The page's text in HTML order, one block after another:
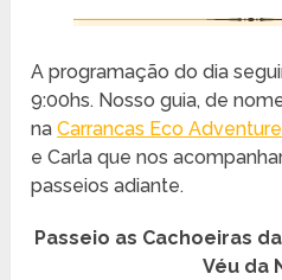
A programação do dia
9:00hs. Nosso guia, de
naCarrancas Eco Adventure
e Carla que nos
passeios adiante.
Passeio as Cachoeiras
Véu da